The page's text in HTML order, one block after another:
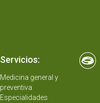
Servicios:
Medicina general y
preventiva
Especialidades